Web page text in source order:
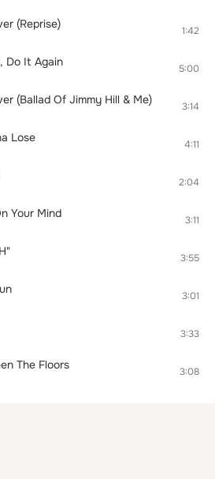
(Reprise) 1:42
Do It Again 5:00
(Ballad Of Jimmy Hill & Me) 3:14
Lose 4:11
2:04
Your Mind 3:11
3:55
3:01
3:33
The Floors 3:08